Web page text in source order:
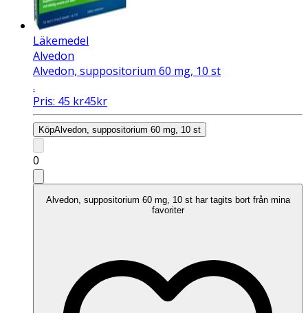
Läkemedel
Alvedon
Alvedon, suppositorium 60 mg, 10 st
.
Pris: 45 kr45kr
KöpAlvedon, suppositorium 60 mg, 10 st
0
Alvedon, suppositorium 60 mg, 10 st har tagits bort från mina
favoriter